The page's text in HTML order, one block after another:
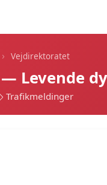
› Vejdirektoratet
Levende
Trafikmeldinger